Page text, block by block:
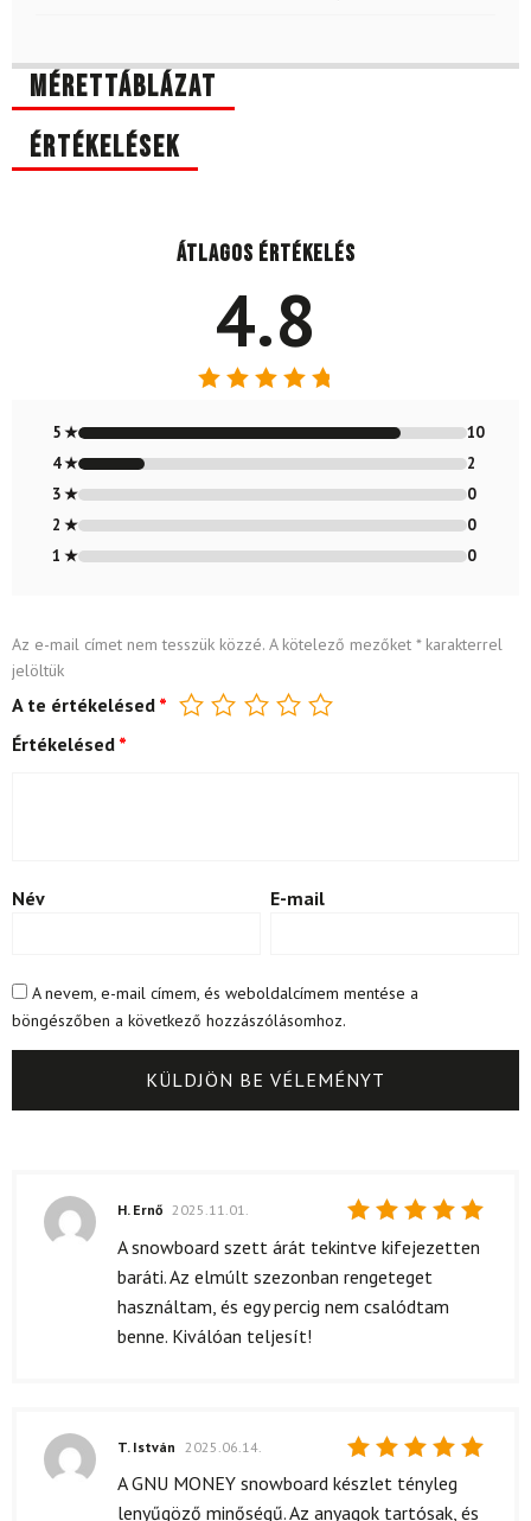
Mérettáblázat
Értékelések
Átlagos értékelés
4.8
4.83/ 5
5 ★
10
4 ★
2
3 ★
0
2 ★
0
1 ★
0
Az e-mail címet nem tesszük közzé. A kötelező mezőket *karakterrel
jelöltük
A te értékelésed *
Értékelésed *
Név E-mail
A nevem, e-mail címem, és weboldalcímem mentése a
böngészőben a következő hozzászólásomhoz.
Értékelés:
/ 5
H. Ernő 2025.11.01.
A snowboard szett árát tekintve kifejezetten
baráti. Az elmúlt szezonban rengeteget
használtam, és egy percig nem csalódtam
benne. Kiválóan teljesít!
Értékelés:
T. István 2025.06.14.
A GNU MONEY snowboard készlet tényleg
lenyűgöző minőségű. Az anyagok tartósak, és